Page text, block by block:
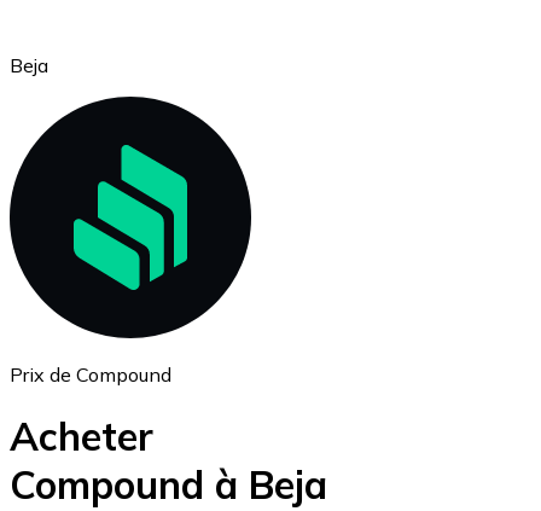
Ethereum
ETH
Beja
Prix de Compound
Acheter
Compound à Beja